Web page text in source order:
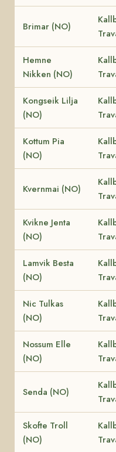
Brimar (NO)
Hemne
Nikken (NO)
Kongseik Lilja
(NO)
Kottum Pia
(NO)
Kvernmai (NO)
Kvikne Jenta
(NO)
Lamvik Besta
(NO)
Nic Tulkas
(NO)
Nossum Elle
(NO)
Senda (NO)
Skofte Troll
(NO)